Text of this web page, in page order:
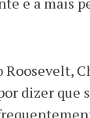
dizer que